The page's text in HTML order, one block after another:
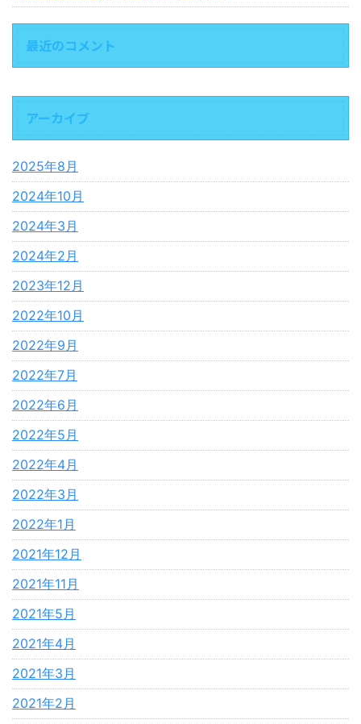
最近のコメント
アーカイブ
2025年8月
2024年10月
2024年3月
2024年2月
2023年12月
2022年10月
2022年9月
2022年7月
2022年6月
2022年5月
2022年4月
2022年3月
2022年1月
2021年12月
2021年11月
2021年5月
2021年4月
2021年3月
2021年2月